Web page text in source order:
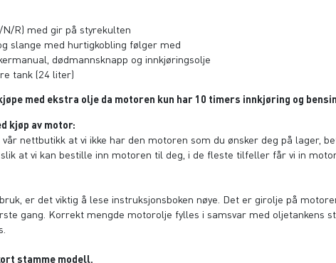
R) med gir på styrekulten
slange med hurtigkobling følger med
dødmannsknapp og innkjøringsolje
tank (24 liter)
med ekstra olje da motoren kun har 10 timers innkjøring og
kjøp av motor:
nettbutikk at vi ikke har den motoren som du ønsker deg på lager,
at vi kan bestille inn motoren til deg, i de fleste tilfeller får vi in
er det viktig å lese instruksjonsboken nøye. Det er girolje på
gang. Korrekt mengde motorolje fylles i samsvar med oljetankens
stamme modell.